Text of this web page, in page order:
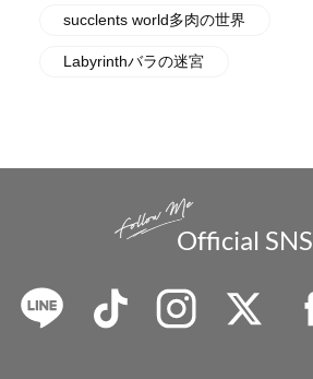
succlents world多肉の世界
Labyrinthバラの迷宮
Official SNS